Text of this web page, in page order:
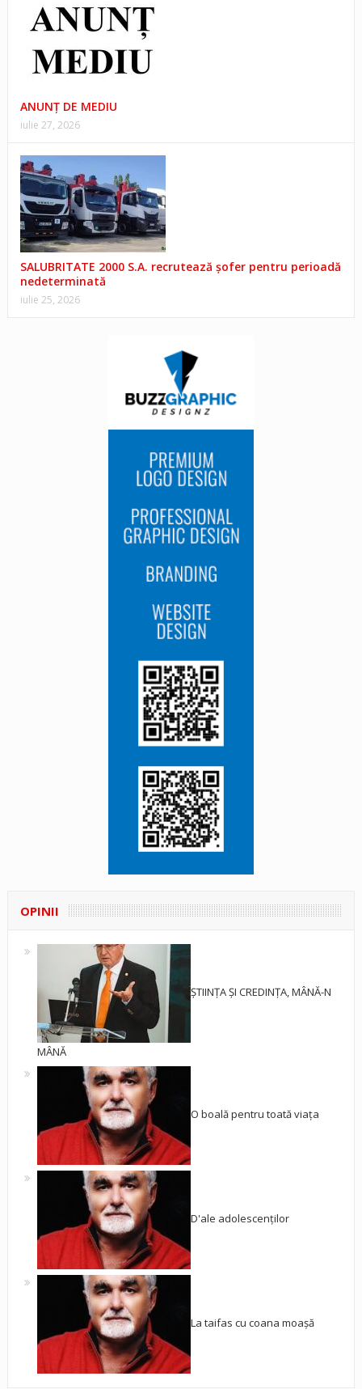
ANUNŢ DE MEDIU
iulie 27, 2026
SALUBRITATE 2000 S.A. recrutează șofer pentru perioadă
nedeterminată
iulie 25, 2026
OPINII
ȘTIINȚA ȘI CREDINȚA, MÂNĂ-N
MÂNĂ
O boală pentru toată viața
D'ale adolescenților
La taifas cu coana moașă